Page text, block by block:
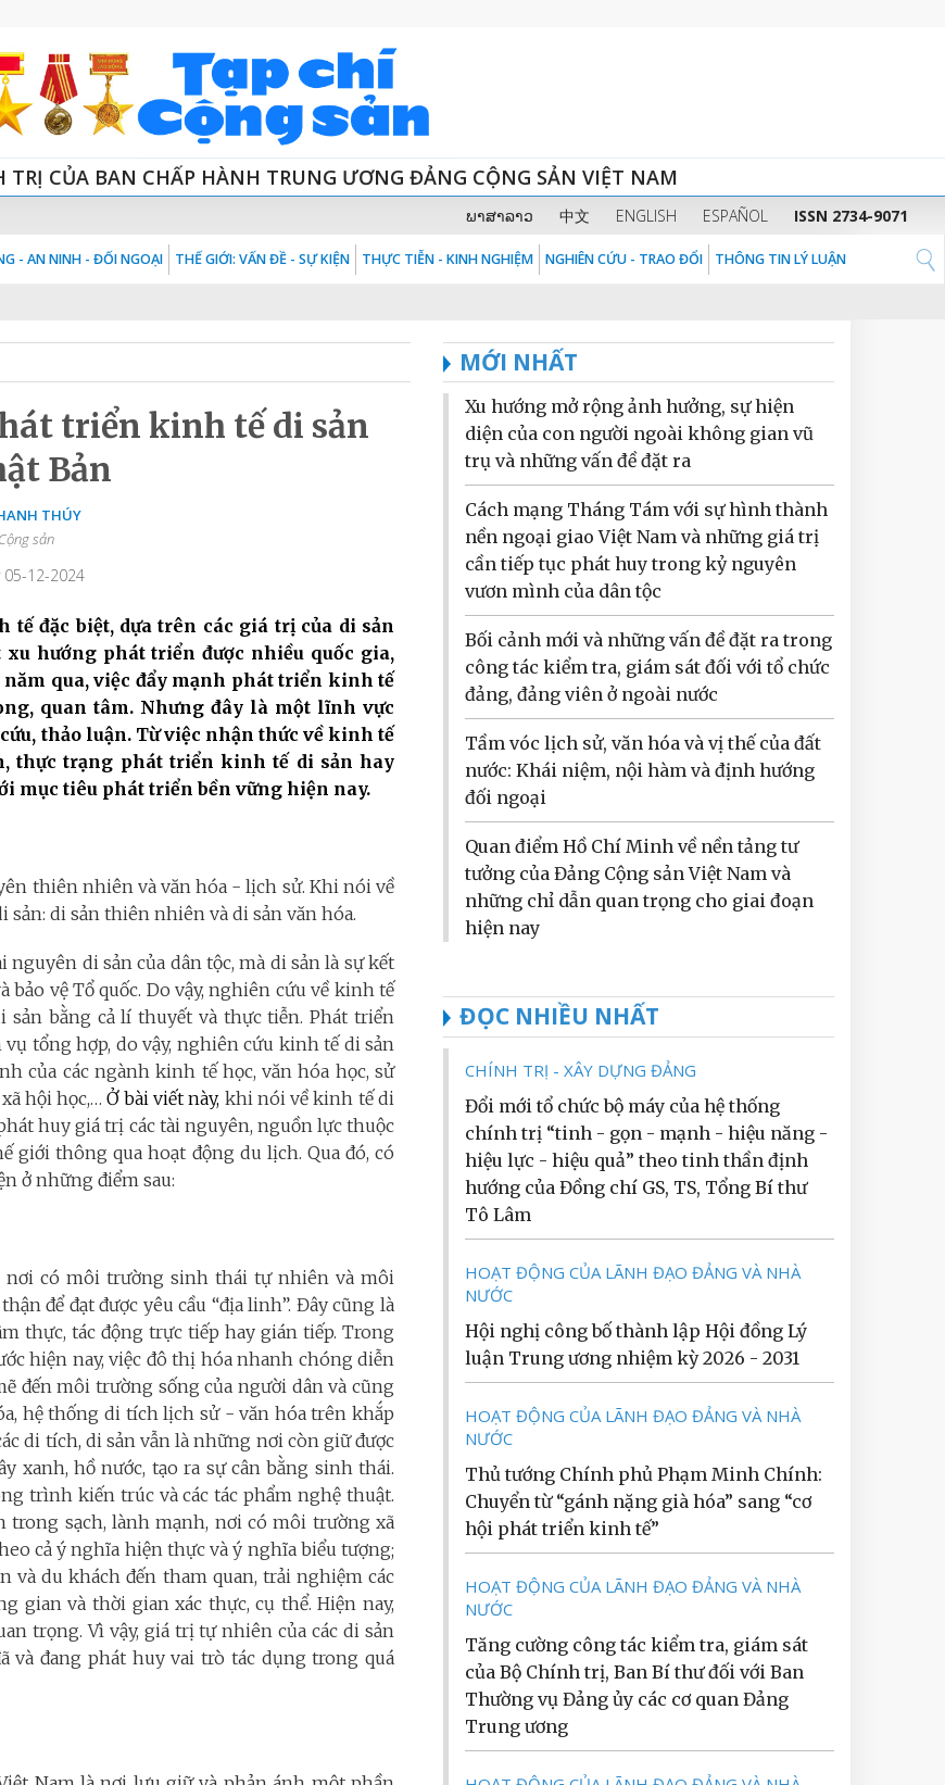
TRỊ CỦA BAN CHẤP HÀNH TRUNG ƯƠNG ĐẢNG CỘNG SẢN VIỆT NAM
ພາສາລາວ 中文 ENGLISH ESPAÑOL ISSN 2734-9071
- AN NINH - ĐỐI NGOẠI THẾ GIỚI: VẤN ĐỀ - SỰ KIỆN THỰC TIỄN - KINH NGHIỆM NGHIÊN CỨU - TRAO ĐỔI THÔNG TIN LÝ LUẬN
triển kinh tế di sản
Bản
THÚY
sản
05-12-2024
đặc biệt, dựa trên các giá trị của di sản
hướng phát triển được nhiều quốc gia,
qua, việc đẩy mạnh phát triển kinh tế
quan tâm. Nhưng đây là một lĩnh vực
thảo luận. Từ việc nhận thức về kinh tế
thực trạng phát triển kinh tế di sản hay
mục tiêu phát triển bền vững hiện nay.
thiên nhiên và văn hóa - lịch sử. Khi nói về
di sản thiên nhiên và di sản văn hóa.
di sản của dân tộc, mà di sản là sự kết
vệ Tổ quốc. Do vậy, nghiên cứu về kinh tế
bằng cả lí thuyết và thực tiễn. Phát triển
tổng hợp, do vậy, nghiên cứu kinh tế di sản
của các ngành kinh tế học, văn hóa học, sử
hội học,… Ở bài viết này, khi nói về kinh tế di
huy giá trị các tài nguyên, nguồn lực thuộc
giới thông qua hoạt động du lịch. Qua đó, có
ở những điểm sau:
nơi có môi trường sinh thái tự nhiên và môi
để đạt được yêu cầu “địa linh”. Đây cũng là
thực, tác động trực tiếp hay gián tiếp. Trong
hiện nay, việc đô thị hóa nhanh chóng diễn
đến môi trường sống của người dân và cũng
hệ thống di tích lịch sử - văn hóa trên khắp
di tích, di sản vẫn là những nơi còn giữ được
hồ nước, tạo ra sự cân bằng sinh thái.
trình kiến trúc và các tác phẩm nghệ thuật.
sạch, lành mạnh, nơi có môi trường xã
cả ý nghĩa hiện thực và ý nghĩa biểu tượng;
và du khách đến tham quan, trải nghiệm các
và thời gian xác thực, cụ thể. Hiện nay,
trọng. Vì vậy, giá trị tự nhiên của các di sản
và đang phát huy vai trò tác dụng trong quá
MỚI NHẤT
Xu hướng mở rộng ảnh hưởng, sự hiện
diện của con người ngoài không gian vũ
trụ và những vấn đề đặt ra
Cách mạng Tháng Tám với sự hình thành
nền ngoại giao Việt Nam và những giá trị
cần tiếp tục phát huy trong kỷ nguyên
vươn mình của dân tộc
Bối cảnh mới và những vấn đề đặt ra trong
công tác kiểm tra, giám sát đối với tổ chức
đảng, đảng viên ở ngoài nước
Tầm vóc lịch sử, văn hóa và vị thế của đất
nước: Khái niệm, nội hàm và định hướng
đối ngoại
Quan điểm Hồ Chí Minh về nền tảng tư
tưởng của Đảng Cộng sản Việt Nam và
những chỉ dẫn quan trọng cho giai đoạn
hiện nay
ĐỌC NHIỀU NHẤT
CHÍNH TRỊ - XÂY DỰNG ĐẢNG
Đổi mới tổ chức bộ máy của hệ thống
chính trị “tinh - gọn - mạnh - hiệu năng -
hiệu lực - hiệu quả” theo tinh thần định
hướng của Đồng chí GS, TS, Tổng Bí thư
Tô Lâm
HOẠT ĐỘNG CỦA LÃNH ĐẠO ĐẢNG VÀ NHÀ
NƯỚC
Hội nghị công bố thành lập Hội đồng Lý
luận Trung ương nhiệm kỳ 2026 - 2031
HOẠT ĐỘNG CỦA LÃNH ĐẠO ĐẢNG VÀ NHÀ
NƯỚC
Thủ tướng Chính phủ Phạm Minh Chính:
Chuyển từ “gánh nặng già hóa” sang “cơ
hội phát triển kinh tế”
HOẠT ĐỘNG CỦA LÃNH ĐẠO ĐẢNG VÀ NHÀ
NƯỚC
Tăng cường công tác kiểm tra, giám sát
của Bộ Chính trị, Ban Bí thư đối với Ban
Thường vụ Đảng ủy các cơ quan Đảng
Trung ương